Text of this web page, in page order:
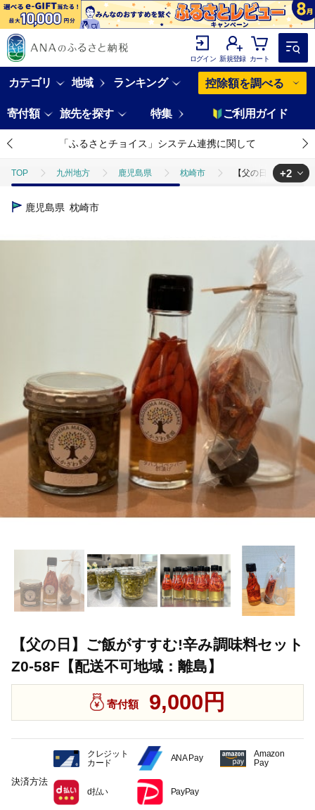
ログイン 新規登録 カート
カテゴリ 地域 ランキング 控除額を調べる
寄付額 旅先を探す 特集 ご利用ガイド
「ふるさとチョイス」システム連携に関して
TOP 九州地方 鹿児島県 枕崎市 【父の日】ご飯が
TOP
+2
鹿児島県 枕崎市
【父の日】ご飯がすすむ!辛み調味料セット
Z0-58F【配送不可地域：離島】
寄付額 9,000円
決済方法
クレジット
カード
ANA Pay
Amazon
Pay
d払い PayPay